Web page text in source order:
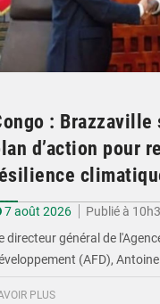
: Brazzaville
d’action pour
7 août 2026
Publié à
directeur général de
(AFD),
PLUS